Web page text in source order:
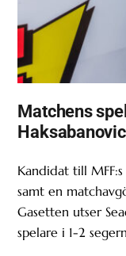
Matchens
Haksabanovic
Kandidat till
samt en
Gasetten utser
spelare i 1-2